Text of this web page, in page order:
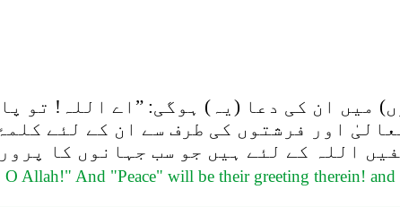
میں ان کی دعا (یہ) ہوگی: ”اے اللہ! تو
اور فرشتوں کی طرف سے ان کے لئے
اللہ کے لئے ہیں جو سب جہانوں کا
Allah!" And "Peace" will be their greeting therein!